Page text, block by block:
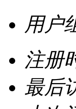
用户
注册
最后